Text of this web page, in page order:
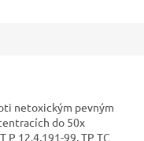
netoxickým pevným
do 50x
P 12.4.191-99, TP TC